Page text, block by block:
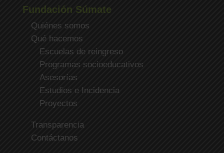
Fundación Súmate
Quiénes somos
Qué hacemos
Escuelas de reingreso
Programas socioeducativos
Asesorías
Estudios e Incidencia
Proyectos
Transparencia
Contáctanos